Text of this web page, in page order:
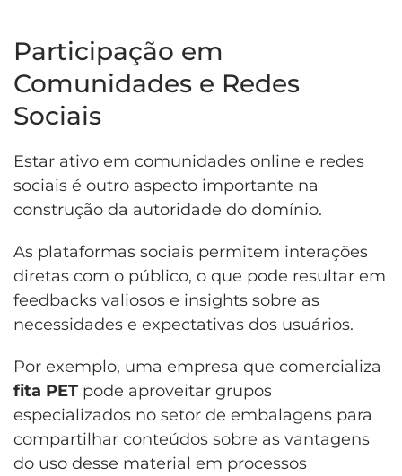
Participação em
Comunidades e Redes
Sociais
Estar ativo em comunidades online e redes
sociais é outro aspecto importante na
construção da autoridade do domínio.
As plataformas sociais permitem interações
diretas com o público, o que pode resultar em
feedbacks valiosos e insights sobre as
necessidades e expectativas dos usuários.
Por exemplo, uma empresa que comercializa
fita PET pode aproveitar grupos
especializados no setor de embalagens para
compartilhar conteúdos sobre as vantagens
do uso desse material em processos